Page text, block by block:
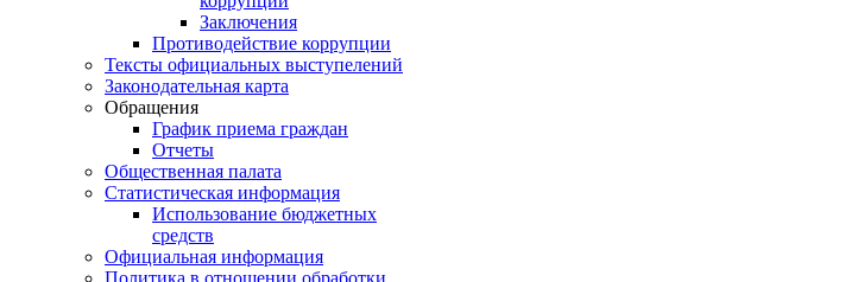
Заключения
Противодействие коррупции
Тексты официальных выступелений
Законодательная карта
Обращения
График приема граждан
Отчеты
Общественная палата
Статистическая информация
Использование бюджетных
средств
Официальная информация
Политика в отношении обработки